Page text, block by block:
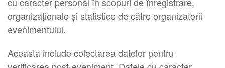
organizaționale și statistice de către organizatorii
evenimentului.
Aceasta include colectarea datelor pentru